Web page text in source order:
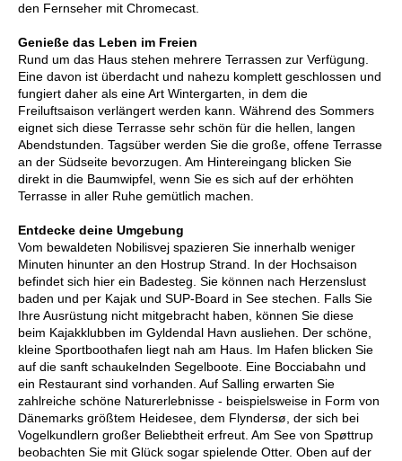
den Fernseher mit Chromecast.
Genieße das Leben im Freien
Rund um das Haus stehen mehrere Terrassen zur Verfügung.
Eine davon ist überdacht und nahezu komplett geschlossen und
fungiert daher als eine Art Wintergarten, in dem die
Freiluftsaison verlängert werden kann. Während des Sommers
eignet sich diese Terrasse sehr schön für die hellen, langen
Abendstunden. Tagsüber werden Sie die große, offene Terrasse
an der Südseite bevorzugen. Am Hintereingang blicken Sie
direkt in die Baumwipfel, wenn Sie es sich auf der erhöhten
Terrasse in aller Ruhe gemütlich machen.
Entdecke deine Umgebung
Vom bewaldeten Nobilisvej spazieren Sie innerhalb weniger
Minuten hinunter an den Hostrup Strand. In der Hochsaison
befindet sich hier ein Badesteg. Sie können nach Herzenslust
baden und per Kajak und SUP-Board in See stechen. Falls Sie
Ihre Ausrüstung nicht mitgebracht haben, können Sie diese
beim Kajakklubben im Gyldendal Havn ausliehen. Der schöne,
kleine Sportboothafen liegt nah am Haus. Im Hafen blicken Sie
auf die sanft schaukelnden Segelboote. Eine Bocciabahn und
ein Restaurant sind vorhanden. Auf Salling erwarten Sie
zahlreiche schöne Naturerlebnisse - beispielsweise in Form von
Dänemarks größtem Heidesee, dem Flyndersø, der sich bei
Vogelkundlern großer Beliebtheit erfreut. Am See von Spøttrup
beobachten Sie mit Glück sogar spielende Otter. Oben auf der